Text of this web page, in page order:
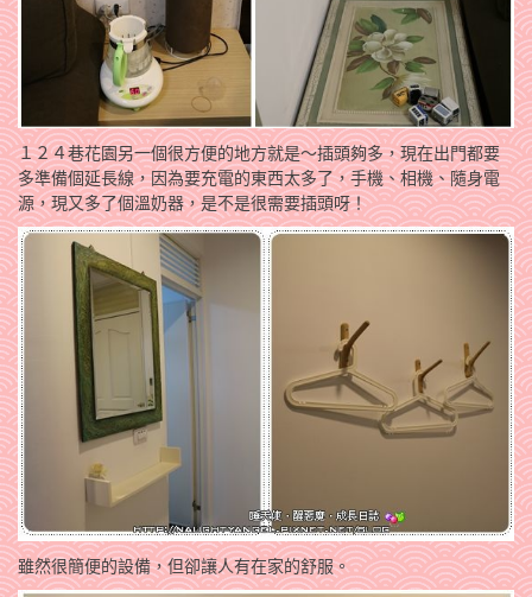
１２４巷花園另一個很方便的地方就是～插頭夠多，現在出門都要
多準備個延長線，因為要充電的東西太多了，手機、相機、隨身電
源，現又多了個溫奶器，是不是很需要插頭呀！
雖然很簡便的設備，但卻讓人有在家的舒服。